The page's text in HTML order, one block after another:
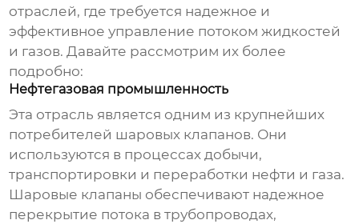
отраслей, где требуется надежное и
эффективное управление потоком жидкостей
и газов. Давайте рассмотрим их более
подробно:
Нефтегазовая промышленность
Эта отрасль является одним из крупнейших
потребителей шаровых клапанов. Они
используются в процессах добычи,
транспортировки и переработки нефти и газа.
Шаровые клапаны обеспечивают надежное
перекрытие потока в трубопроводах,